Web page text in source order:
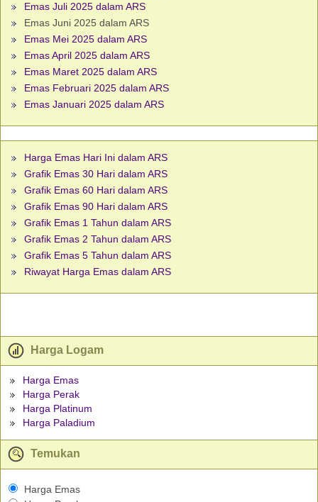
Emas Juli 2025 dalam ARS
Emas Juni 2025 dalam ARS
Emas Mei 2025 dalam ARS
Emas April 2025 dalam ARS
Emas Maret 2025 dalam ARS
Emas Februari 2025 dalam ARS
Emas Januari 2025 dalam ARS
Harga Emas Hari Ini dalam ARS
Grafik Emas 30 Hari dalam ARS
Grafik Emas 60 Hari dalam ARS
Grafik Emas 90 Hari dalam ARS
Grafik Emas 1 Tahun dalam ARS
Grafik Emas 2 Tahun dalam ARS
Grafik Emas 5 Tahun dalam ARS
Riwayat Harga Emas dalam ARS
Harga Logam
Harga Emas
Harga Perak
Harga Platinum
Harga Paladium
Temukan
Harga Emas